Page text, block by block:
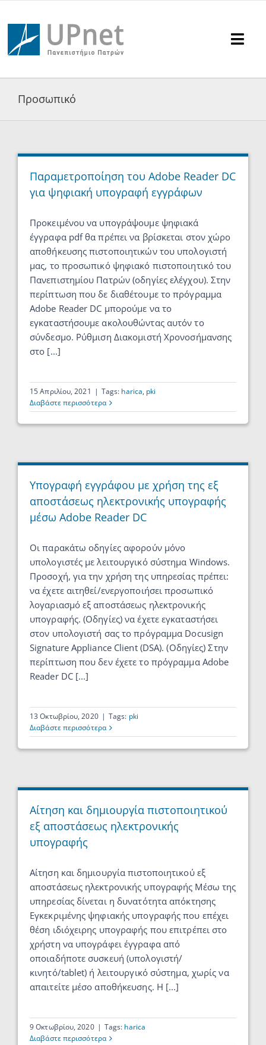
στο
περιεχόμενο
Υπηρεσίες
Ανακοινώσεις
Επικοινωνία
Αναζήτηση
Προσωπικό
Παραμετροποίηση του Adobe Reader DC
για ψηφιακή υπογραφή εγγράφων
Προκειμένου να υπογράψουμε ψηφιακά
έγγραφα pdf θα πρέπει να βρίσκεται στον χώρο
αποθήκευσης πιστοποιητικών του υπολογιστή
μας, το προσωπικό ψηφιακό πιστοποιητικό του
Πανεπιστημίου Πατρών (οδηγίες ελέγχου). Στην
περίπτωση που δε διαθέτουμε το πρόγραμμα
Adobe Reader DC μπορούμε να το
εγκαταστήσουμε ακολουθώντας αυτόν το
σύνδεσμο. Ρύθμιση Διακομιστή Χρονοσήμανσης
στο [...]
15 Απριλίου, 2021 | Tags: harica, pki
Διαβάστε περισσότερα
Υπογραφή εγγράφου με χρήση της εξ
αποστάσεως ηλεκτρονικής υπογραφής
μέσω Adobe Reader DC
Οι παρακάτω οδηγίες αφορούν μόνο
υπολογιστές με λειτουργικό σύστημα Windows.
Προσοχή, για την χρήση της υπηρεσίας πρέπει:
να έχετε αιτηθεί/ενεργοποιήσει προσωπικό
λογαριασμό εξ αποστάσεως ηλεκτρονικής
υπογραφής. (Οδηγίες) να έχετε εγκαταστήσει
στον υπολογιστή σας το πρόγραμμα Docusign
Signature Appliance Client (DSA). (Οδηγίες) Στην
περίπτωση που δεν έχετε το πρόγραμμα Adobe
Reader DC [...]
13 Οκτωβρίου, 2020 | Tags: pki
Διαβάστε περισσότερα
Αίτηση και δημιουργία πιστοποιητικού
εξ αποστάσεως ηλεκτρονικής
υπογραφής
Αίτηση και δημιουργία πιστοποιητικού εξ
αποστάσεως ηλεκτρονικής υπογραφής Μέσω της
υπηρεσίας δίνεται η δυνατότητα απόκτησης
Εγκεκριμένης ψηφιακής υπογραφής που επέχει
θέση ιδιόχειρης υπογραφής που επιτρέπει στο
χρήστη να υπογράφει έγγραφα από
οποιαδήποτε συσκευή (υπολογιστή/
κινητό/tablet) ή λειτουργικό σύστημα, χωρίς να
απαιτείτε μέσο αποθήκευσης. Η [...]
9 Οκτωβρίου, 2020 | Tags: harica
Διαβάστε περισσότερα